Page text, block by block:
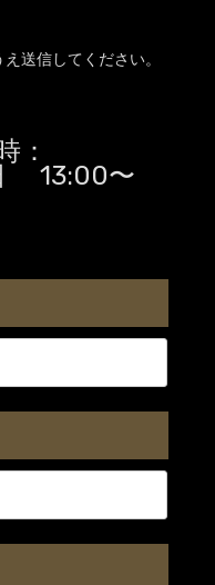
送信してください。
：
13:00〜